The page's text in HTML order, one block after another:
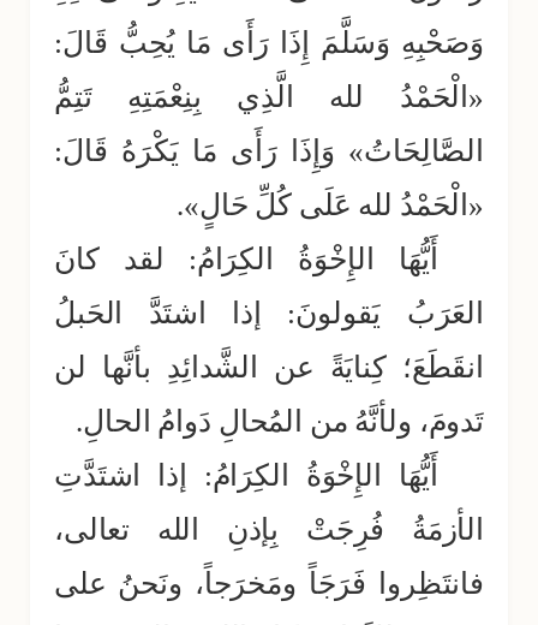
وَصَحْبِهِ وَسَلَّمَ إِذَا رَأَى مَا يُحِبُّ قَالَ:
«الْحَمْدُ لله الَّذِي بِنِعْمَتِهِ تَتِمُّ
الصَّالِحَاتُ» وَإِذَا رَأَى مَا يَكْرَهُ قَالَ:
«الْحَمْدُ لله عَلَى كُلِّ حَالٍ».
أَيُّهَا الإِخْوَةُ الكِرَامُ: لقد كانَ
العَرَبُ يَقولونَ: إذا اشتَدَّ الحَبلُ
انقَطَعَ؛ كِنايَةً عن الشَّدائِدِ بأنَّها لن
تَدومَ، ولأنَّهُ من المُحالِ دَوامُ الحالِ.
أَيُّهَا الإِخْوَةُ الكِرَامُ: إذا اشتَدَّتِ
الأزمَةُ فُرِجَتْ بِإذنِ الله تعالى،
فانتَظِروا فَرَجَاً ومَخرَجاً، ونَحنُ على